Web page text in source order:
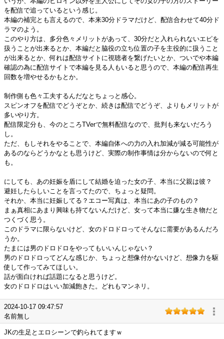
を配信で追っているという感じ。
本編の補完とも言えるので、本来30分ドラマだけど、配信合わせて40分ド
ラマのよう。
このやり方は、多分色々メリットがあって、30分だと入れられないエピを
扱うことが出来るとか、本編だと脇役の立ち位置の子を主役的に扱うこと
が出来るとか、何れは配信サイトに視聴者を繋げたいとか、ついでや本編
確認の為に配信サイトで本編を見る人もいると思うので、本編の配信再生
回数を増やせるかもとか。
制作側も色々工夫するんだなとちょっと感心。
スピンオフを配信でどうぞとか、続きは配信でどうぞ、よりもメリットが
多いやり方。
配信限定分も、今のところTVerで無料配信なので、批判も来ないだろう
し。
ただ、もしそれをやることで、本編自体への力の入れ加減が減る可能性が
あるのならどうかなとも思うけど、実際の制作事情は分からないので何と
も。
にしても、あの妊娠を盾にして結婚を迫った女の子、本当に父親は彼？
避妊したらしいことを言ってたので、ちょっと疑問。
それか、本当に妊娠してる？エコー写真は、本当にあの子のもの？
まぁ真相にあまり興味も持てないんだけど、女って本当に嫌な生き物だと
つくづく思う。
このドラマに限らないけど、女のドロドロってそんなに需要があるんだろ
うか。
たまには男のドロドロをやってもいいんじゃない？
男のドロドロってどんな感じか、ちょっと想像付かないけど、想像力を駆
使して作ってみてほしい。
話が面白ければ話題になると思うけど。
女のドロドロはいい加減飽きた。どれもマンネリ。
2024-10-17 09:47:57
名前無し
JKの生足とエロシーンで釣られてますｗ